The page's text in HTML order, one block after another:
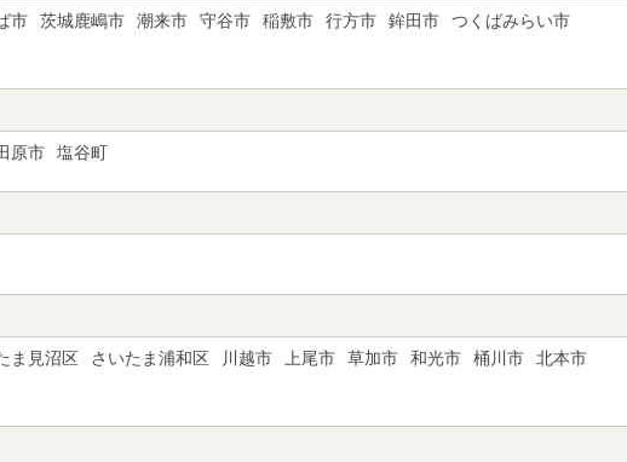
市 茨城鹿嶋市 潮来市 守谷市 稲敷市 行方市 鉾田市
つくばみらい市
原市 塩谷町
ま見沼区 さいたま浦和区 川越市 上尾市 草加市 和光市 桶川市
北本市